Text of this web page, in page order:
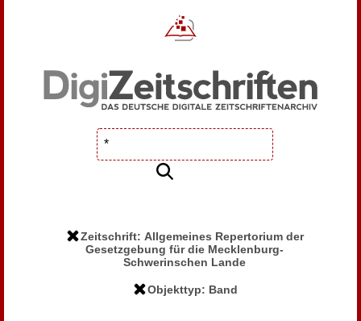
Zeitschrift: Allgemeines Repertorium der
Gesetzgebung für die Mecklenburg-
Schwerinschen Lande
Objekttyp: Band